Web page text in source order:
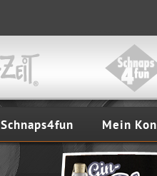
Schnaps4fun Mein